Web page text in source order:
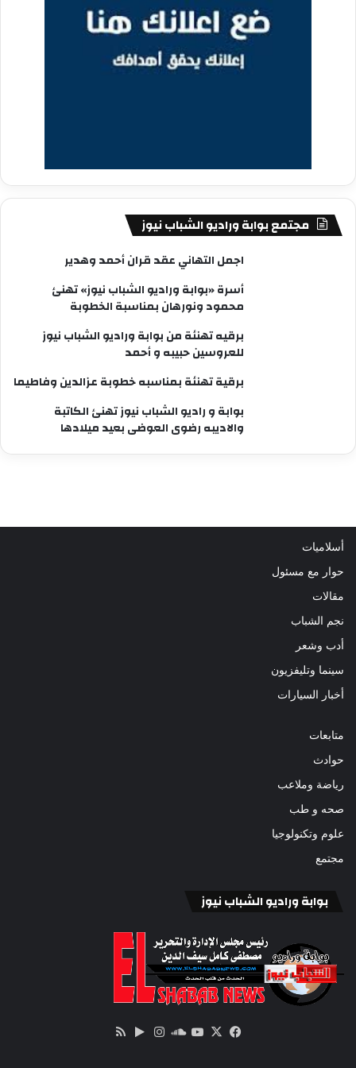
مجتمع بوابة وراديو الشباب نيوز
اجمل التهاني عقد قران أحمد وهدير
أسرة «بوابة وراديو الشباب نيوز» تهنئ
محمود ونورهان بمناسبة الخطوبة
برقيه تهنئة من بوابة وراديو الشباب نيوز
للعروسين حبيبه و أحمد
برقية تهنئة بمناسبه خطوبة عزالدين وفاطيما
بوابة و راديو الشباب نيوز تهنئ الكاتبة
والاديبه رضوى العوضى بعيد ميلادها
أسلاميات
حوار مع مسئول
مقالات
نجم الشباب
أدب وشعر
سينما وتليفزيون
أخبار السيارات
متابعات
حوادث
رياضة وملاعب
صحه و طب
علوم وتكنولوجيا
مجتمع
بوابة وراديو الشباب نيوز
فيسبوك
‫X
‫YouTube
ساوندانستقرام‏Google